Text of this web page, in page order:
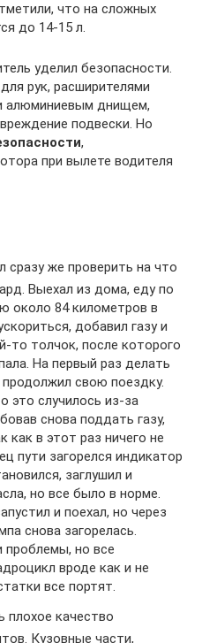
что на сложных
до 14-15 л.
уделил безопасности.
рук, расширителями
алюминиевым днищем,
подвески. Но
,
при вылете водителя
сразу же проверить на что
Выехал из дома, еду по
около 84 километров в
добавил газу и
то толчок, после которого
На первый раз делать
свою поездку.
это случилось из-за
снова поддать газу,
как в этот раз ничего не
пути загорелся индикатор
заглушил и
но все было в норме.
и поехал, но через
снова загорелась.
проблемы, но все
вроде как и не
все портят.
плохое качество
Кузовные части,